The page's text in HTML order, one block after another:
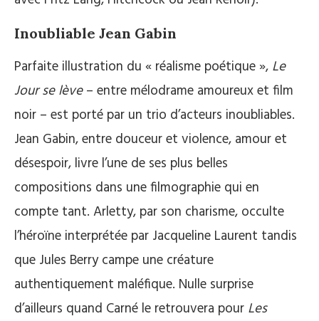
Inoubliable Jean Gabin
Parfaite illustration du « réalisme poétique », Le
Jour se lève– entre mélodrame amoureux et film
noir – est porté par un trio d’acteurs inoubliables.
Jean Gabin, entre douceur et violence, amour et
désespoir, livre l’une de ses plus belles
compositions dans une filmographie qui en
compte tant. Arletty, par son charisme, occulte
l’héroïne interprétée par Jacqueline Laurent tandis
que Jules Berry campe une créature
authentiquement maléfique. Nulle surprise
d’ailleurs quand Carné le retrouvera pour Les